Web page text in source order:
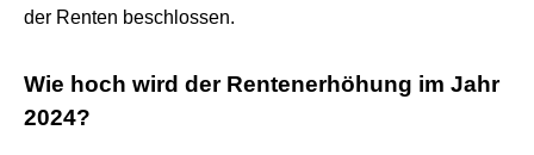
der Renten beschlossen.
Wie hoch wird der Rentenerhöhung im Jahr
2024?